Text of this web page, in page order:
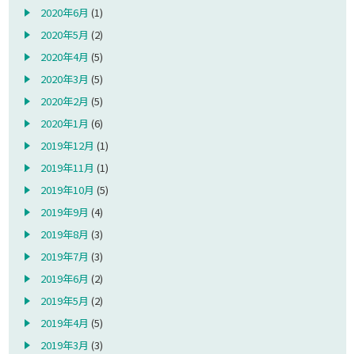
2020年6月 (1)
2020年5月 (2)
2020年4月 (5)
2020年3月 (5)
2020年2月 (5)
2020年1月 (6)
2019年12月 (1)
2019年11月 (1)
2019年10月 (5)
2019年9月 (4)
2019年8月 (3)
2019年7月 (3)
2019年6月 (2)
2019年5月 (2)
2019年4月 (5)
2019年3月 (3)